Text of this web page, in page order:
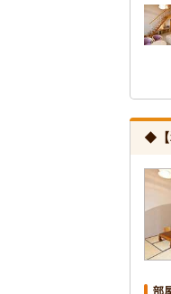
◆【
部